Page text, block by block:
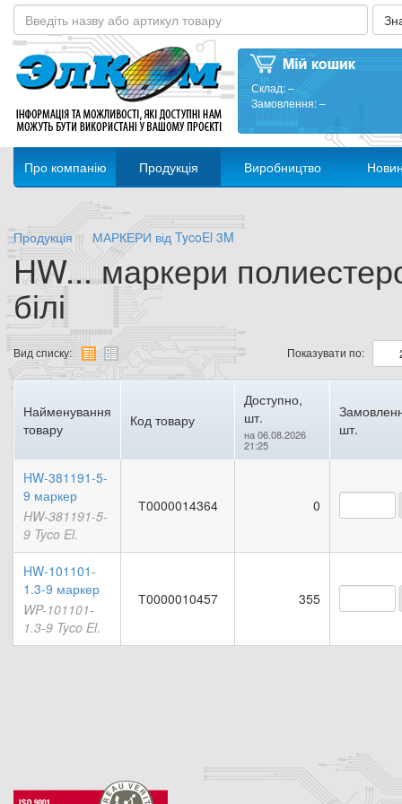
Склад:–
Замовлення:–
Про компанію Продукція Виробництво
Продукція МАРКЕРИ від TycoEl 3M
HW... маркери
білі
Вид списку: Показувати по:
Найменування
товару
Код товару
Доступно,
шт.
на 06.08.2026
21:25
шт.
HW-381191-5-
9 маркер
HW-381191-5-
9 Tyco El.
Т0000014364 0
HW-101101-
1.3-9 маркер
WP-101101-
1.3-9 Tyco El.
Т0000010457 355